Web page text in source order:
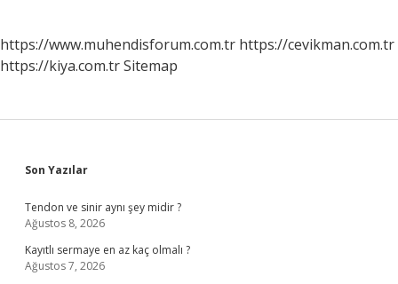
https://www.muhendisforum.com.tr https://cevikman.com.tr
https://kiya.com.trSitemap
Sidebar
Son Yazılar
Tendon ve sinir aynı şey midir ?
Ağustos 8, 2026
Kayıtlı sermaye en az kaç olmalı ?
Ağustos 7, 2026